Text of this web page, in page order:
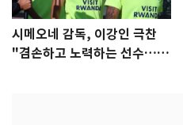
시메오네 감독, 이강인 극찬
"겸손하고 노력하는 선수…좋